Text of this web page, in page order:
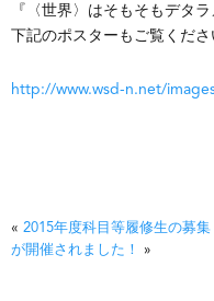
『〈世界〉はそもそもデタ
下記のポスターもご覧くださ
http://www.wsd-n.net/
« 2015年度科目等履修生の募集
が開催されました！
»